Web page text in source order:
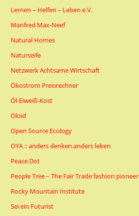
Lernen – Helfen – Leben e.V.
Manfred Max-Neef
Natural Homes
Naturseife
Netzwerk Achtsame Wirtschaft
Ökostrom Preisrechner
Öl-Eiweiß-Kost
Oloid
Open Source Ecology
OYA :: anders denken.anders leben
Peace Dot
People Tree – The Fair Trade fashion pioneer
Rocky Mountain Institute
Sei ein Futurist